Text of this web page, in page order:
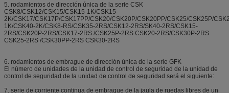
5. rodamientos de dirección única de la serie CSK
CSK8/CSK12/CSK15/CSK15-1K/CSK15-
2K/CSK17/CSK17P/CSK17PP/CSK20/CSK20P/CSK20PP/CSK25/CSK25P/
1K/CSK40-2K/CSK8-RS/CSK35-2RS/CSK12-2RS/SK40-2RS/CSK15-
2RS/CSK20P-2RS/CSK17-2RS /CSK25P-2RS CSK20-2RS/CSK30P-2RS
CSK25-2RS /CSK30PP-2RS CSK30-2RS
6. rodamientos de embrague de dirección única de la serie GFK
El número de unidades de la unidad de control de seguridad de la unidad de
control de seguridad de la unidad de control de seguridad será el siguiente:
7. serie de corriente continua de embrague de la jaula de ruedas libres de un